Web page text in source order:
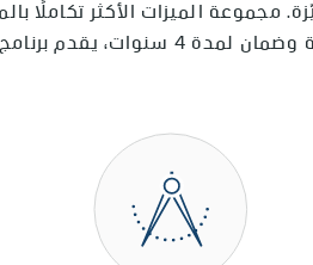
مجموعة الميزات الأكثر تكاملاً
ما يحتاجه مالك سيارة فخمة.